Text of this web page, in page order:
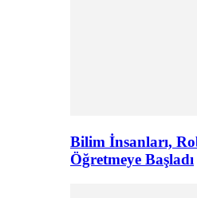
Bilim İnsanları,
Öğretmeye Başladı